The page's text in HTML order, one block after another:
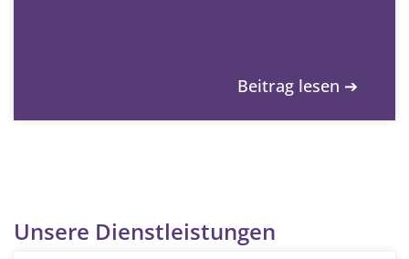
Beitrag lesen ➔
Unsere Dienstleistungen